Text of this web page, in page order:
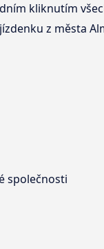
kliknutím
z města
společnosti